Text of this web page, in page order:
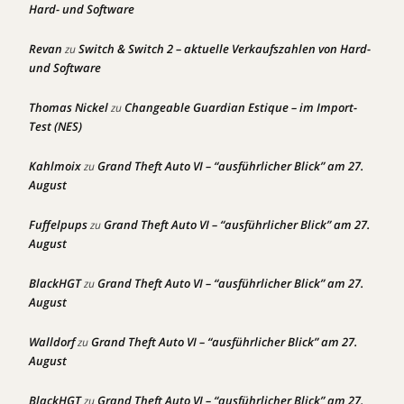
Hard- und Software
Revan zuSwitch & Switch 2 – aktuelle Verkaufszahlen von Hard-
und Software
Thomas NickelzuChangeable Guardian Estique – im Import-
Test (NES)
KahlmoixzuGrand Theft Auto VI – “ausführlicher Blick” am 27.
August
FuffelpupszuGrand Theft Auto VI – “ausführlicher Blick” am 27.
August
BlackHGTzuGrand Theft Auto VI – “ausführlicher Blick” am 27.
August
WalldorfzuGrand Theft Auto VI – “ausführlicher Blick” am 27.
August